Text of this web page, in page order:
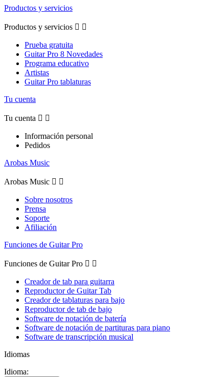
Productos y servicios
Productos y servicios  
Prueba gratuita
Guitar Pro 8 Novedades
Programa educativo
Artistas
Guitar Pro tablaturas
Tu cuenta
Tu cuenta  
Información personal
Pedidos
Arobas Music
Arobas Music  
Sobre nosotros
Prensa
Soporte
Afiliación
Funciones de Guitar Pro
Funciones de Guitar Pro  
Creador de tab para guitarra
Reproductor de Guitar Tab
Creador de tablaturas para bajo
Reproductor de tab de bajo
Software de notación de batería
Software de notación de partituras para piano
Software de transcripción musical
Idiomas
Idioma: